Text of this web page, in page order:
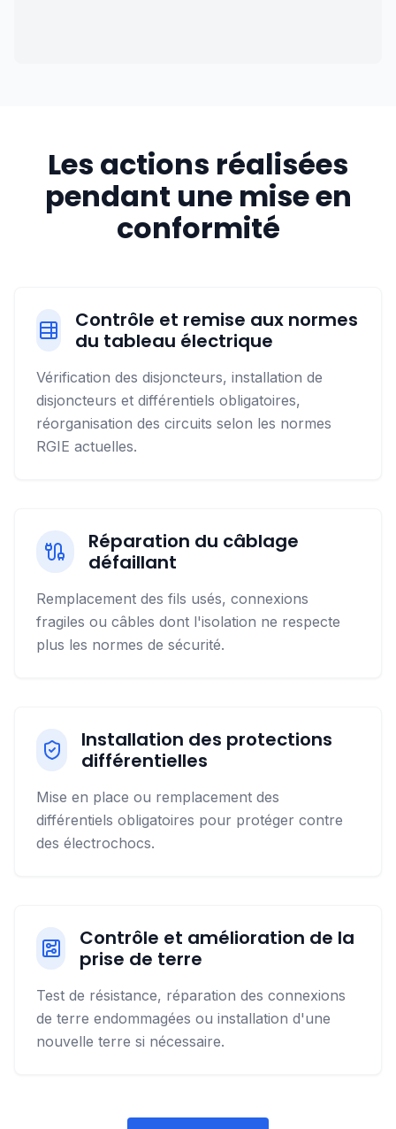
Les actions réalisées
pendant une mise en
conformité
Contrôle et remise aux normes
du tableau électrique
Vérification des disjoncteurs, installation de
disjoncteurs et différentiels obligatoires,
réorganisation des circuits selon les normes
RGIE actuelles.
Réparation du câblage
défaillant
Remplacement des fils usés, connexions
fragiles ou câbles dont l'isolation ne respecte
plus les normes de sécurité.
Installation des protections
différentielles
Mise en place ou remplacement des
différentiels obligatoires pour protéger contre
des électrochocs.
Contrôle et amélioration de la
prise de terre
Test de résistance, réparation des connexions
de terre endommagées ou installation d'une
nouvelle terre si nécessaire.